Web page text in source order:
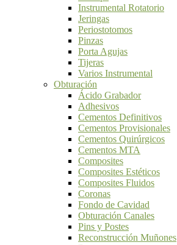
Instrumental Rotatorio
Jeringas
Periostotomos
Pinzas
Porta Agujas
Tijeras
Varios Instrumental
Obturación
Ácido Grabador
Adhesivos
Cementos Definitivos
Cementos Provisionales
Cementos Quirúrgicos
Cementos MTA
Composites
Composites Estéticos
Composites Fluidos
Coronas
Fondo de Cavidad
Obturación Canales
Pins y Postes
Reconstrucción Muñones